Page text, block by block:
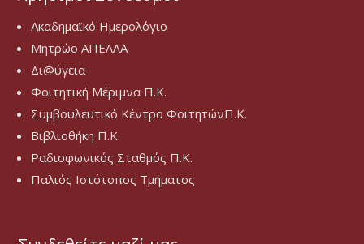
Ακαδημαϊκό Ημερολόγιο
Μητρώο ΑΠΕΛΛΑ
Δι@ύγεια
Φοιτητική Μέριμνα Π.Κ.
Συμβουλευτικό Κέντρο ΦοιτητώνΠ.Κ.
Βιβλιοθήκη Π.Κ.
Ραδιοφωνικός Σταθμός Π.Κ.
Παλιός Ιστότοπος Τμήματος